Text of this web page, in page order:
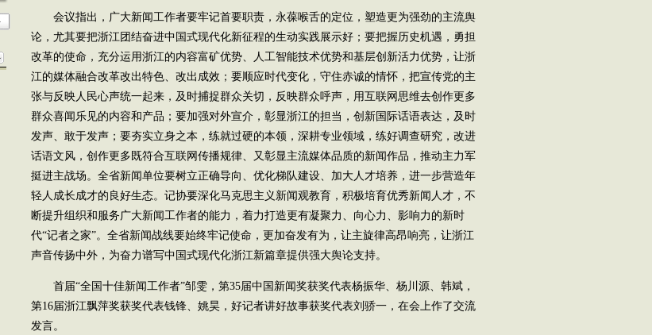
会议指出，广大新闻工作者要牢记首要职责，永葆喉舌的定位，塑造更为强劲的主流舆
论，尤其要把浙江团结奋进中国式现代化新征程的生动实践展示好；要把握历史机遇，勇担
改革的使命，充分运用浙江的内容富矿优势、人工智能技术优势和基层创新活力优势，让浙
江的媒体融合改革改出特色、改出成效；要顺应时代变化，守住赤诚的情怀，把宣传党的主
张与反映人民心声统一起来，及时捕捉群众关切，反映群众呼声，用互联网思维去创作更多
群众喜闻乐见的内容和产品；要加强对外宣介，彰显浙江的担当，创新国际话语表达，及时
发声、敢于发声；要夯实立身之本，练就过硬的本领，深耕专业领域，练好调查研究，改进
话语文风，创作更多既符合互联网传播规律、又彰显主流媒体品质的新闻作品，推动主力军
挺进主战场。全省新闻单位要树立正确导向、优化梯队建设、加大人才培养，进一步营造年
轻人成长成才的良好生态。记协要深化马克思主义新闻观教育，积极培育优秀新闻人才，不
断提升组织和服务广大新闻工作者的能力，着力打造更有凝聚力、向心力、影响力的新时
代“记者之家”。全省新闻战线要始终牢记使命，更加奋发有为，让主旋律高昂响亮，让浙江
声音传扬中外，为奋力谱写中国式现代化浙江新篇章提供强大舆论支持。
首届“全国十佳新闻工作者”邹雯，第35届中国新闻奖获奖代表杨振华、杨川源、韩斌，
第16届浙江飘萍奖获奖代表钱锋、姚昊，好记者讲好故事获奖代表刘骄一，在会上作了交流
发言。